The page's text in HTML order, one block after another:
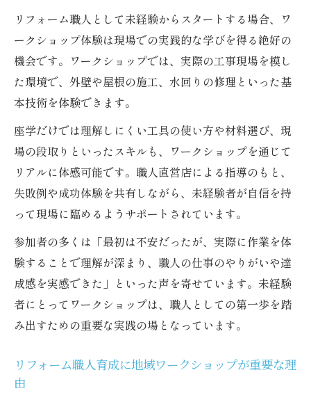
リフォーム職人として未経験からスタートする場合、ワ
ークショップ体験は現場での実践的な学びを得る絶好の
機会です。ワークショップでは、実際の工事現場を模し
た環境で、外壁や屋根の施工、水回りの修理といった基
本技術を体験できます。
座学だけでは理解しにくい工具の使い方や材料選び、現
場の段取りといったスキルも、ワークショップを通じて
リアルに体感可能です。職人直営店による指導のもと、
失敗例や成功体験を共有しながら、未経験者が自信を持
って現場に臨めるようサポートされています。
参加者の多くは「最初は不安だったが、実際に作業を体
験することで理解が深まり、職人の仕事のやりがいや達
成感を実感できた」といった声を寄せています。未経験
者にとってワークショップは、職人としての第一歩を踏
み出すための重要な実践の場となっています。
リフォーム職人育成に地域ワークショップが重要な理
由